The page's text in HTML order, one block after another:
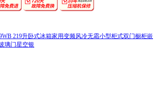
219升卧式冰箱家用变频风冷无霜小型柜式双门橱柜嵌
璃门星空银